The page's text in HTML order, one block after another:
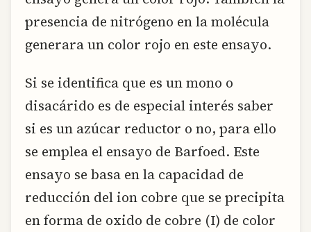
presencia de nitrógeno en la molécula
generara un color rojo en este ensayo.
Si se identifica que es un mono o
disacárido es de especial interés saber
si es un azúcar reductor o no, para ello
se emplea el ensayo de Barfoed. Este
ensayo se basa en la capacidad de
reducción del ion cobre que se precipita
en forma de oxido de cobre (I) de color